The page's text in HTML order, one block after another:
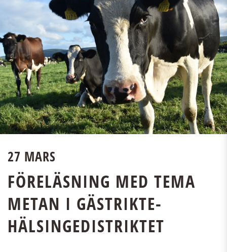
27 MARS
FÖRELÄSNING MED TEMA
METAN I GÄSTRIKTE-
HÄLSINGEDISTRIKTET